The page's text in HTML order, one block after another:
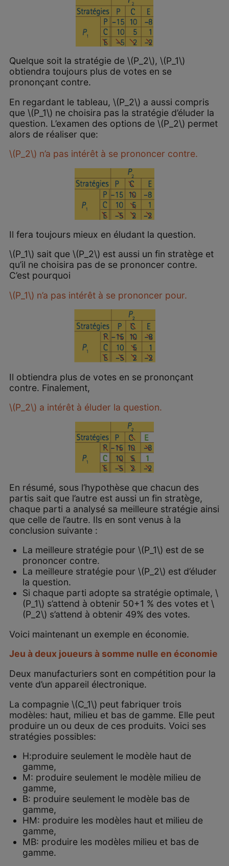
Quelque soit la stratégie de \(P_2\), \(P_1\)
obtiendra toujours plus de votes en se
prononçant contre.
En regardant le tableau, \(P_2\) a aussi compris
que \(P_1\) ne choisira pas la stratégie d’éluder la
question. L’examen des options de \(P_2\) permet
alors de réaliser que:
\(P_2\) n’a pas intérêt à se prononcer contre.
Il fera toujours mieux en éludant la question.
\(P_1\) sait que \(P_2\) est aussi un fin stratège et
qu’il ne choisira pas de se prononcer contre.
C’est pourquoi
\(P_1\) n’a pas intérêt à se prononcer pour.
Il obtiendra plus de votes en se prononçant
contre. Finalement,
\(P_2\) a intérêt à éluder la question.
En résumé, sous l’hypothèse que chacun des
partis sait que l’autre est aussi un fin stratège,
chaque parti a analysé sa meilleure stratégie ainsi
que celle de l’autre. Ils en sont venus à la
conclusion suivante :
La meilleure stratégie pour \(P_1\) est de se
prononcer contre.
La meilleure stratégie pour \(P_2\) est d’éluder
la question.
Si chaque parti adopte sa stratégie optimale, \
(P_1\) s’attend à obtenir 50+1 % des votes et \
(P_2\) s’attend à obtenir 49% des votes.
Voici maintenant un exemple en économie.
Jeu à deux joueurs à somme nulle en économie
Deux manufacturiers sont en compétition pour la
vente d’un appareil électronique.
La compagnie \(C_1\) peut fabriquer trois
modèles: haut, milieu et bas de gamme. Elle peut
produire un ou deux de ces produits. Voici ses
stratégies possibles:
H:produire seulement le modèle haut de
gamme,
M: produire seulement le modèle milieu de
gamme,
B: produire seulement le modèle bas de
gamme,
HM: produire les modèles haut et milieu de
gamme,
MB: produire les modèles milieu et bas de
gamme.